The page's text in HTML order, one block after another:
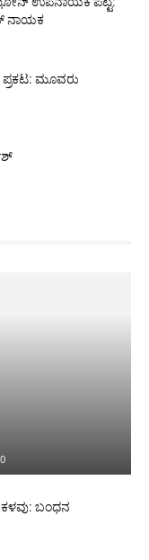
ನಾಯಕ
ಪ್ರಕಟ: ಮೂವರು
0
ಬಂಧನ